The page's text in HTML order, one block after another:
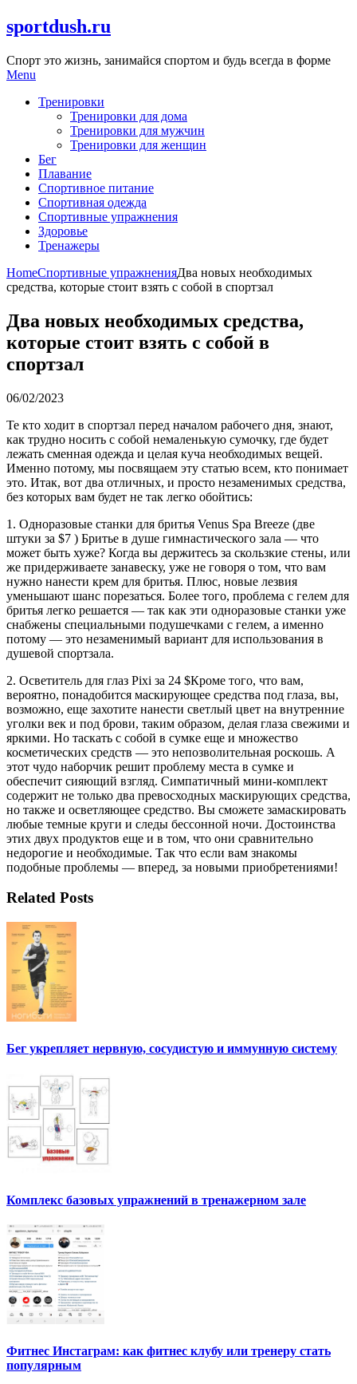
Skip
to
sportdush.ru
Спорт это жизнь, занимайся спортом и будь всегда в форме
Menu
Тренировки
Тренировки для дома
Тренировки для мужчин
Тренировки для женщин
Бег
Плавание
Спортивное питание
Спортивная одежда
Спортивные упражнения
Здоровье
Тренажеры
HomeСпортивные упражненияДва новых необходимых
средства, которые стоит взять с собой в спортзал
Два новых необходимых средства,
которые стоит взять с собой в
спортзал
06/02/2023
Те кто ходит в спортзал перед началом рабочего дня, знают,
как трудно носить с собой немаленькую сумочку, где будет
лежать сменная одежда и целая куча необходимых вещей.
Именно потому, мы посвящаем эту статью всем, кто понимает
это. Итак, вот два отличных, и просто незаменимых средства,
без которых вам будет не так легко обойтись:
1. Одноразовые станки для бритья Venus Spa Breeze (две
штуки за $7 ) Бритье в душе гимнастического зала — что
может быть хуже? Когда вы держитесь за скользкие стены, или
же придерживаете занавеску, уже не говоря о том, что вам
нужно нанести крем для бритья. Плюс, новые лезвия
уменьшают шанс порезаться. Более того, проблема с гелем для
бритья легко решается — так как эти одноразовые станки уже
снабжены специальными подушечками с гелем, а именно
потому — это незаменимый вариант для использования в
душевой спортзала.
2. Осветитель для глаз Рixi за 24 $Кроме того, что вам,
вероятно, понадобится маскирующее средства под глаза, вы,
возможно, еще захотите нанести светлый цвет на внутренние
уголки век и под брови, таким образом, делая глаза свежими и
яркими. Но таскать с собой в сумке еще и множество
косметических средств — это непозволительная роскошь. А
этот чудо наборчик решит проблему места в сумке и
обеспечит сияющий взгляд. Симпатичный мини-комплект
содержит не только два превосходных маскирующих средства,
но также и осветляющее средство. Вы сможете замаскировать
любые темные круги и следы бессонной ночи. Достоинства
этих двух продуктов еще и в том, что они сравнительно
недорогие и необходимые. Так что если вам знакомы
подобные проблемы — вперед, за новыми приобретениями!
Related Posts
Бег укрепляет нервную, сосудистую и иммунную систему
Комплекс базовых упражнений в тренажерном зале
Фитнес Инстаграм: как фитнес клубу или тренеру стать
популярным